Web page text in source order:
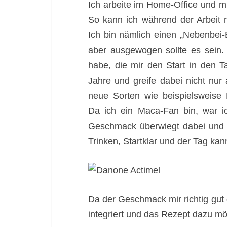
Ich arbeite im Home-Office und
So kann ich während der Arbeit
Ich bin nämlich einen
aber ausgewogen sollte es
habe, die mir den Start in den
Jahre und greife dabei nicht nur
neue Sorten wie beispielsweise
Da ich ein Maca-Fan bin, war
Geschmack überwiegt dabei
Trinken, Startklar und der Tag
Da der Geschmack mir richtig
integriert und das Rezept dazu